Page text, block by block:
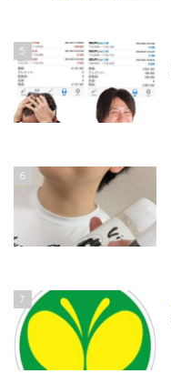
5
6
7